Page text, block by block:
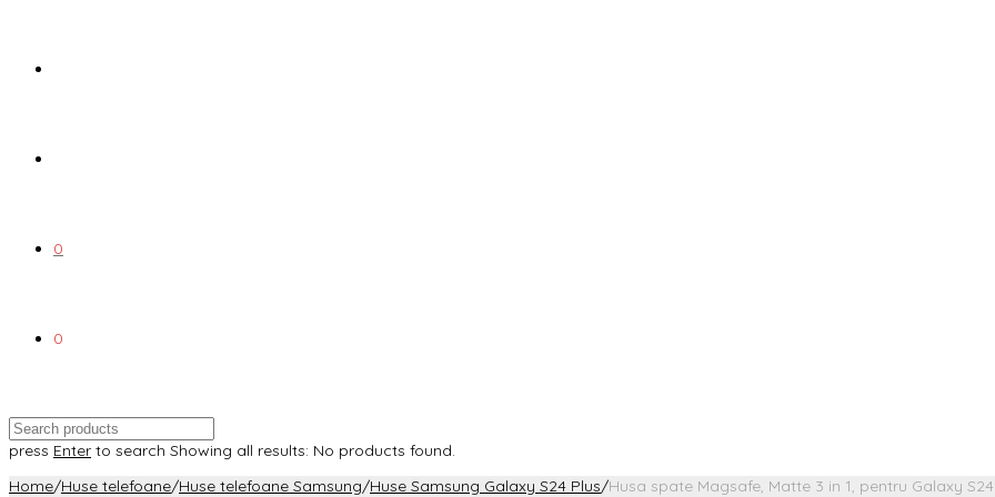
0
0
press Enter to search Showing all results: No products found.
Home/Huse telefoane/Huse telefoane Samsung/Huse Samsung Galaxy S24 Plus/Husa spate Magsafe, Matte 3 in 1, pentru Galaxy